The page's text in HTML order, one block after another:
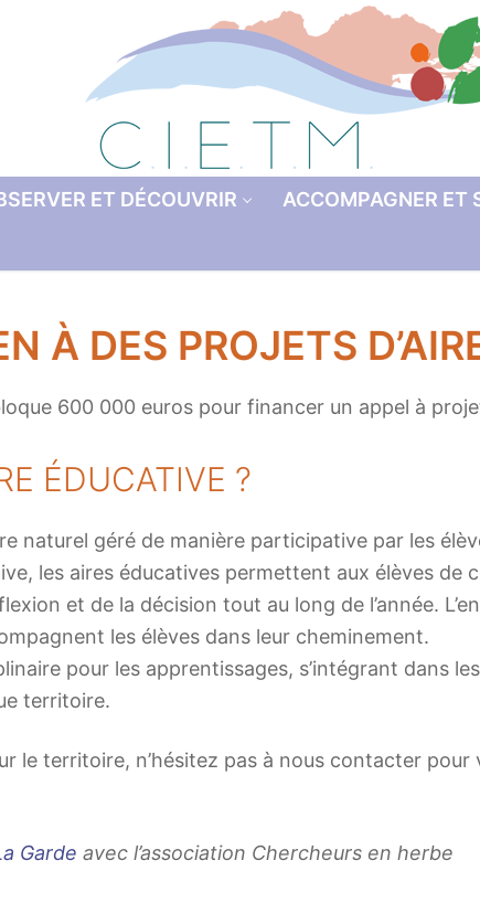
ET DÉCOUVRIR ACCOMPAGNER ET
À DES PROJETS
600 000 euros pour financer un appel à
ÉDUCATIVE ?
naturel géré de manière participative par les
les aires éducatives permettent aux élèves de
et de la décision tout au long de l’année.
les élèves dans leur cheminement.
pour les apprentissages, s’intégrant dans
territoire.
le territoire, n’hésitez pas à nous contacter
Garde avec l’association Chercheurs en herbe